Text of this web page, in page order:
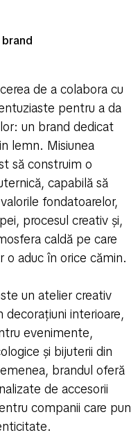
de a colabora cu
pentru a da
un brand dedicat
lemn. Misiunea
să construim o
capabilă să
fondatoarelor,
procesul creativ și,
caldă pe care
o aduc în orice cămin.
un atelier creativ
decorațiuni interioare,
evenimente,
și bijuterii din
brandul oferă
de accesorii
companii care pun